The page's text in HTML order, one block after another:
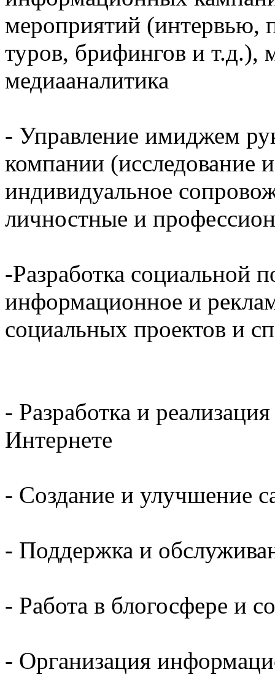
мероприятий (интервью,
туров, брифингов и
медиааналитика
- Управление имиджем
компании (исследование
индивидуальное
личностные и
-Разработка социальной
информационное и
социальных проектов и
- Разработка и
Интернете
- Создание и улучшение
- Поддержка и
- Работа в блогосфере и
- Организация